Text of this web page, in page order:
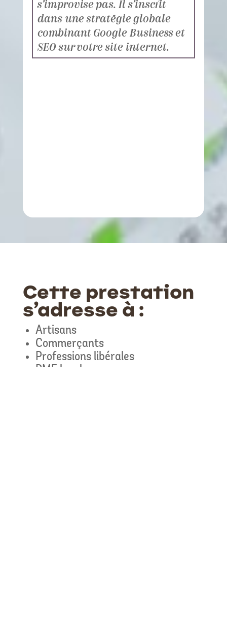
s’improvise pas. Il s’inscrit
dans une stratégie globale
combinant Google Business et
SEO sur votre site internet.
Cette prestation
s’adresse à :
Artisans
Commerçants
Professions libérales
PME locales